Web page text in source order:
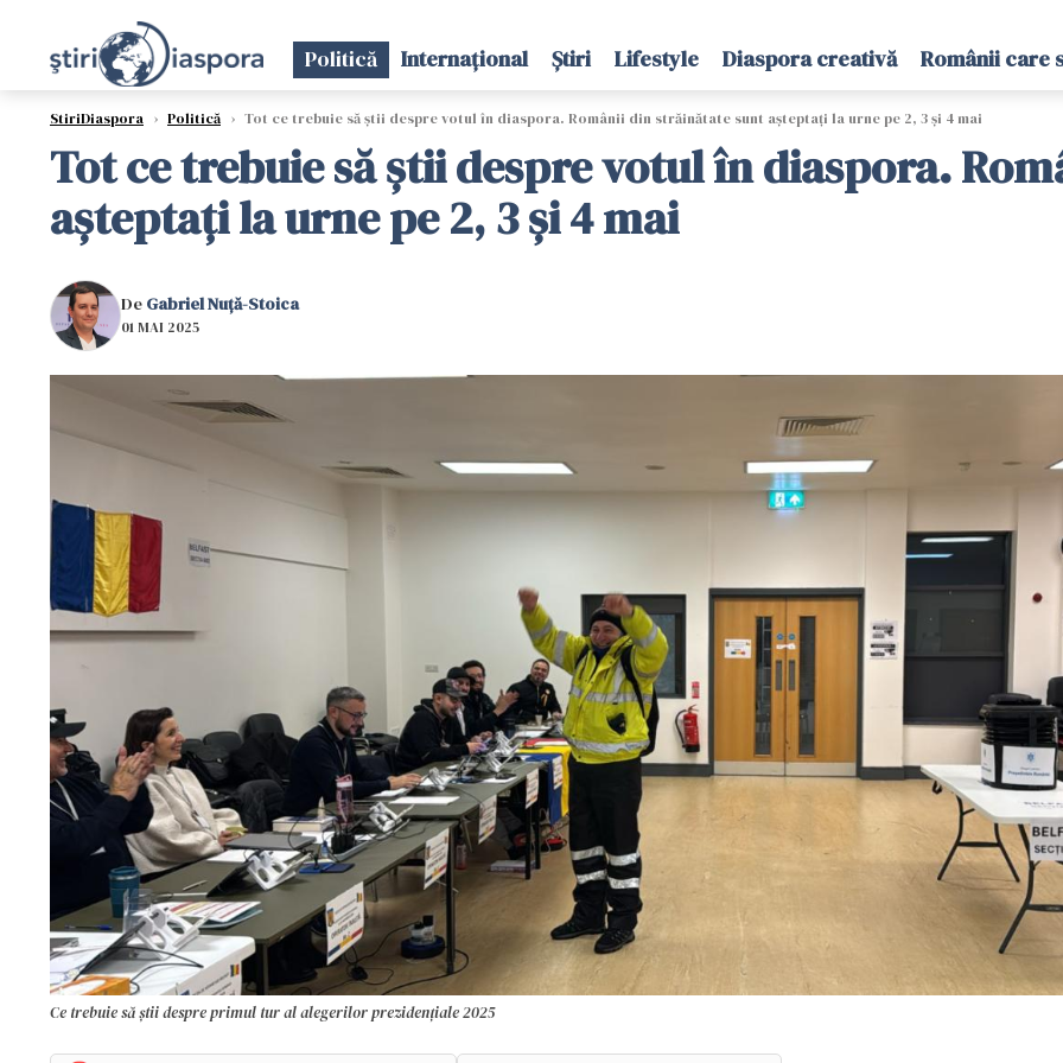
Politică Internațional Știri Lifestyle Diaspora creativă Românii care
StiriDiaspora › Politică › Tot ce trebuie să știi despre votul în diaspora. Românii din străinătate sunt așteptați la urne pe 2, 3 şi 4 mai
Tot ce trebuie să știi despre votul în diaspora.
așteptați la urne pe 2, 3 şi 4 mai
De Gabriel Nuță-Stoica
01 MAI 2025
Ce trebuie să știi despre primul tur al alegerilor prezidențiale 2025